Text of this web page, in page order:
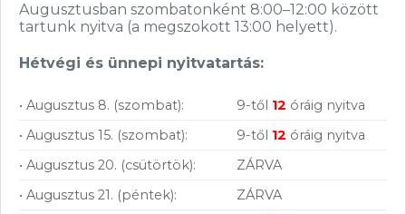
Vásárolj nálunk!
Garanciavállalás
Augusztusban szombatonként 8:00–12:00 között
tartunk nyitva (a megszokott 13:00 helyett).
Hétvégi és ünnepi nyitvatartás:
• Augusztus 8. (szombat): 9-től 12 óráig nyitva
• Augusztus 15. (szombat):
9-től 12 óráig nyitva
• Augusztus 20. (csütörtök):
ZÁRVA
• Augusztus 21. (péntek):
ZÁRVA